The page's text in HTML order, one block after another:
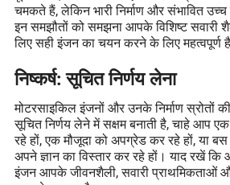
चमकते हैं, लेकिन भारी निर्माण और संभावित
इन समझौतों को समझना आपके विशिष्ट
लिए सही इंजन का चयन करने के लिए महत्वपूर्ण
निष्कर्ष: सूचित निर्णय लेना
मोटरसाइकिल इंजनों और उनके निर्माण स्रोतों
सूचित निर्णय लेने में सक्षम बनाती है, चाहे आप
रहे हों, एक मौजूदा को अपग्रेड कर रहे हों, या
अपने ज्ञान का विस्तार कर रहे हों। याद रखें
इंजन आपके जीवनशैली, सवारी प्राथमिकताओं